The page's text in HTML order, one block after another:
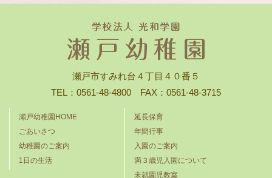
瀬戸市すみれ台４丁目４０番５
TEL：0561-48-4800 FAX：0561-48-3715
瀬戸幼稚園HOME
ごあいさつ
幼稚園のご案内
1日の生活
延長保育
年間行事
入園のご案内
満３歳児入園について
未就園児教室